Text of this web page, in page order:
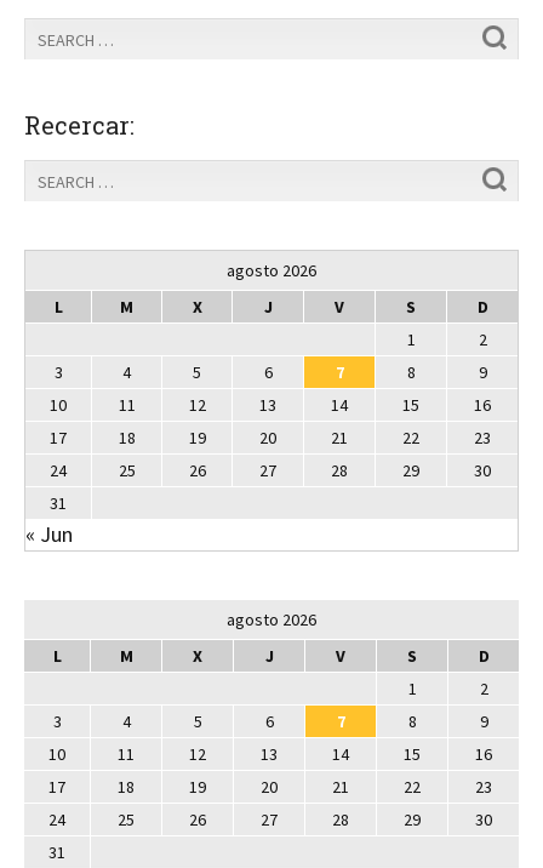
Recercar:
agosto 2026
L
M X J V S
D
1
2
3
4 5 6 7 8
9
10
11 12 13 14 15
16
17
18 19 20 21 22
23
24
25 26 27 28 29
30
31
« Jun
agosto 2026
L
M X J V S
D
1
2
3
4 5 6 7 8
9
10
11 12 13 14 15
16
17
18 19 20 21 22
23
24
25 26 27 28 29
30
31